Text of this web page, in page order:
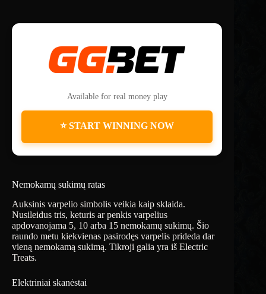
Available for real money play
⭐ START WINNING NOW
Nemokamų sukimų ratas
Auksinis varpelio simbolis veikia kaip sklaida.
Nusileidus tris, keturis ar penkis varpelius
apdovanojama 5, 10 arba 15 nemokamų sukimų. Šio
raundo metu kiekvienas pasirodęs varpelis prideda dar
vieną nemokamą sukimą. Tikroji galia yra iš Electric
Treats.
Elektriniai skanėstai